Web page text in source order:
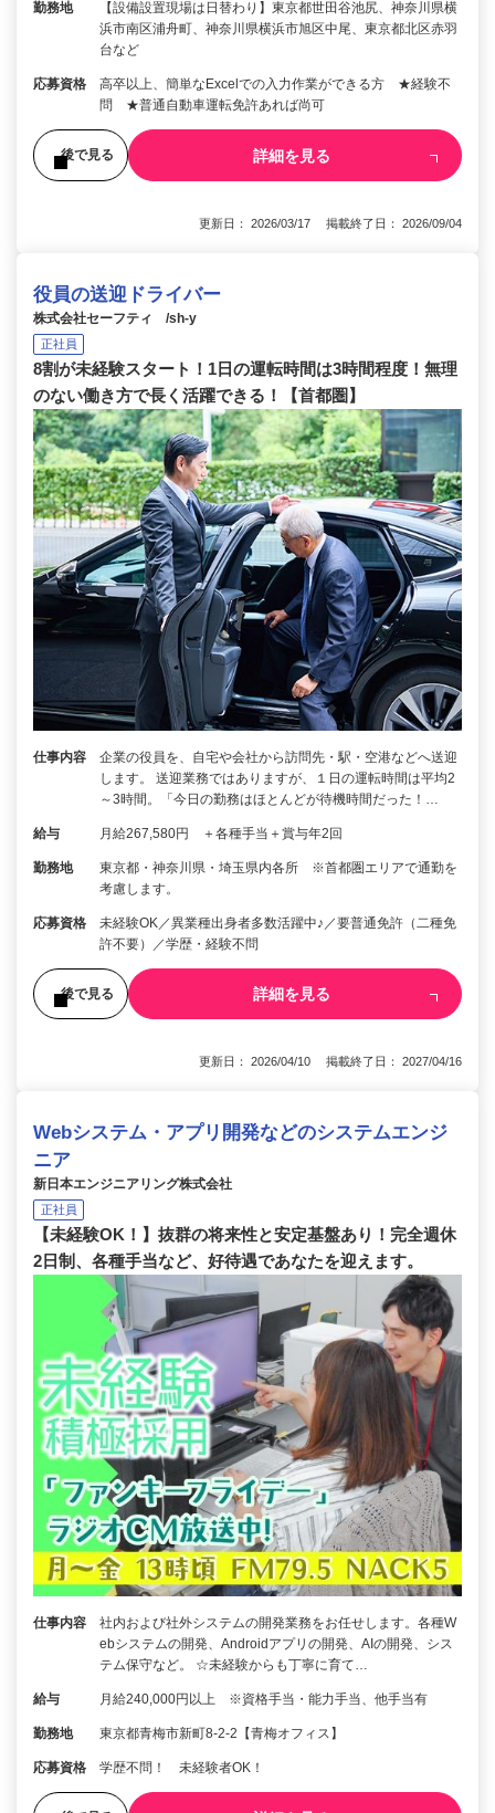
勤務地
【設備設置現場は日替わり】東京都世田谷池尻、神奈川県横
浜市南区浦舟町、神奈川県横浜市旭区中尾、東京都北区赤羽
台など
応募資格
高卒以上、簡単なExcelでの入力作業ができる方 ★経験不
問 ★普通自動車運転免許あれば尚可
後で見る 詳細を見る
更新日： 2026/03/17 掲載終了日： 2026/09/04
役員の送迎ドライバー
株式会社セーフティ /sh-y
正社員
8割が未経験スタート！1日の運転時間は3時間程度！無理
のない働き方で長く活躍できる！【首都圏】
仕事内容
企業の役員を、自宅や会社から訪問先・駅・空港などへ送迎
します。 送迎業務ではありますが、１日の運転時間は平均2
～3時間。「今日の勤務はほとんどが待機時間だった！…
給与 月給267,580円 ＋各種手当＋賞与年2回
勤務地
東京都・神奈川県・埼玉県内各所 ※首都圏エリアで通勤を
考慮します。
応募資格
未経験OK／異業種出身者多数活躍中♪／要普通免許（二種免
許不要）／学歴・経験不問
後で見る 詳細を見る
更新日： 2026/04/10 掲載終了日： 2027/04/16
Webシステム・アプリ開発などのシステムエンジ
ニア
新日本エンジニアリング株式会社
正社員
【未経験OK！】抜群の将来性と安定基盤あり！完全週休
2日制、各種手当など、好待遇であなたを迎えます。
仕事内容
社内および社外システムの開発業務をお任せします。各種W
ebシステムの開発、Androidアプリの開発、AIの開発、シス
テム保守など。 ☆未経験からも丁寧に育て…
給与 月給240,000円以上 ※資格手当・能力手当、他手当有
勤務地 東京都青梅市新町8-2-2【青梅オフィス】
応募資格 学歴不問！ 未経験者OK！